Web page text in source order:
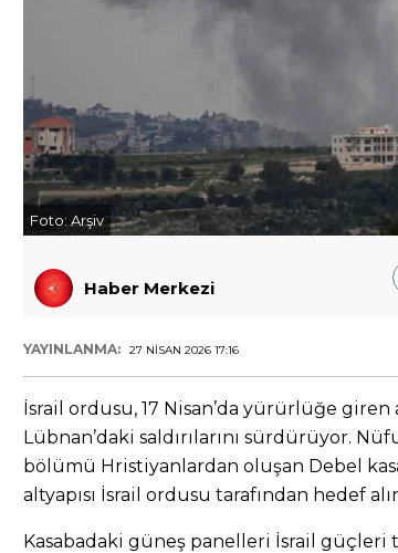
Foto: Arşiv
Haber Merkezi
YAYINLANMA: 27 NISAN 2026 17:16
İsrail ordusu, 17 Nisan’da yürürlüğe giren
Lübnan’daki saldırılarını sürdürüyor.
bölümü Hristiyanlardan oluşan Debel
altyapısı İsrail ordusu tarafından hedef
Kasabadaki güneş panelleri İsrail güçleri